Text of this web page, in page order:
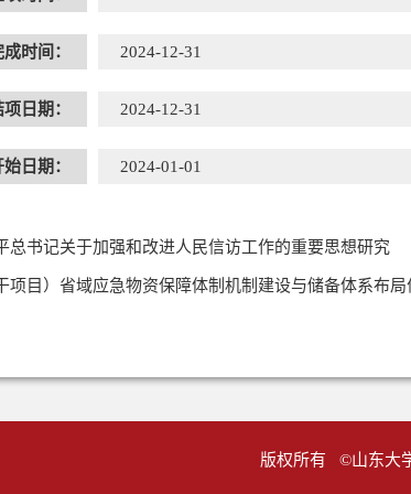
时间： 2024-12-31
日期： 2024-12-31
日期： 2024-01-01
总书记关于加强和改进人民信访工作的重要思想研究
项目）省域应急物资保障体制机制建设与储备体系布局
版权所有 ©山东大